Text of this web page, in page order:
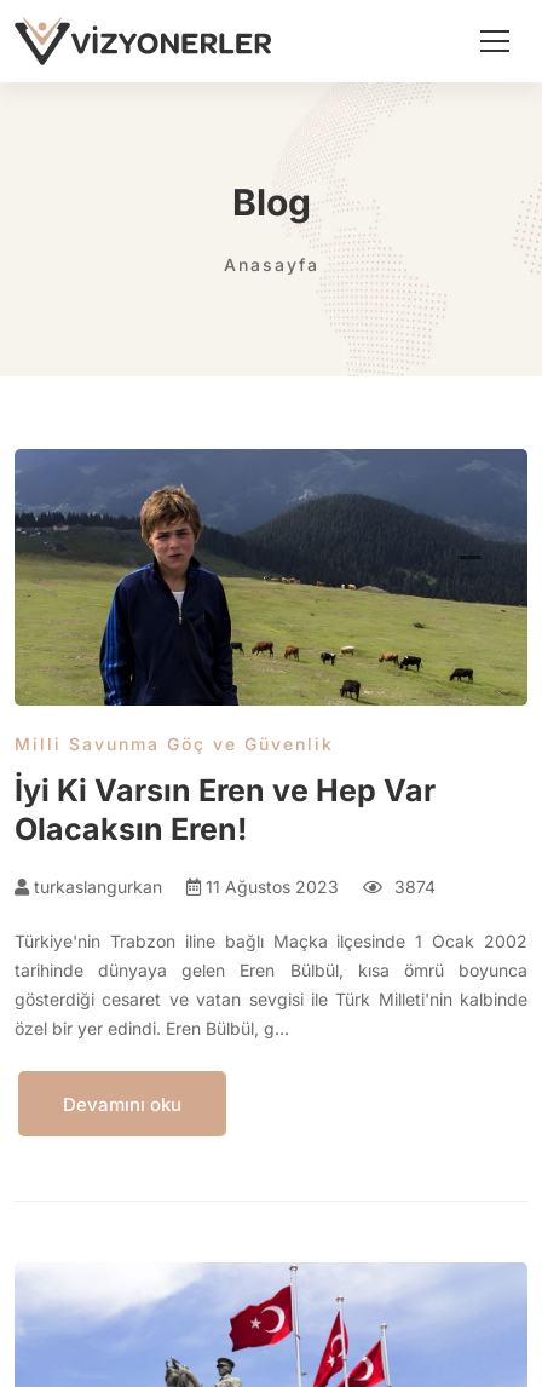
Blog
Anasayfa
Milli Savunma Göç ve Güvenlik
İyi Ki Varsın Eren ve Hep Var
Olacaksın Eren!
turkaslangurkan 11 Ağustos 2023 3874
Türkiye'nin Trabzon iline bağlı Maçka ilçesinde 1 Ocak 2002
tarihinde dünyaya gelen Eren Bülbül, kısa ömrü boyunca
gösterdiği cesaret ve vatan sevgisi ile Türk Milleti'nin kalbinde
özel bir yer edindi. Eren Bülbül, g…
Devamını oku